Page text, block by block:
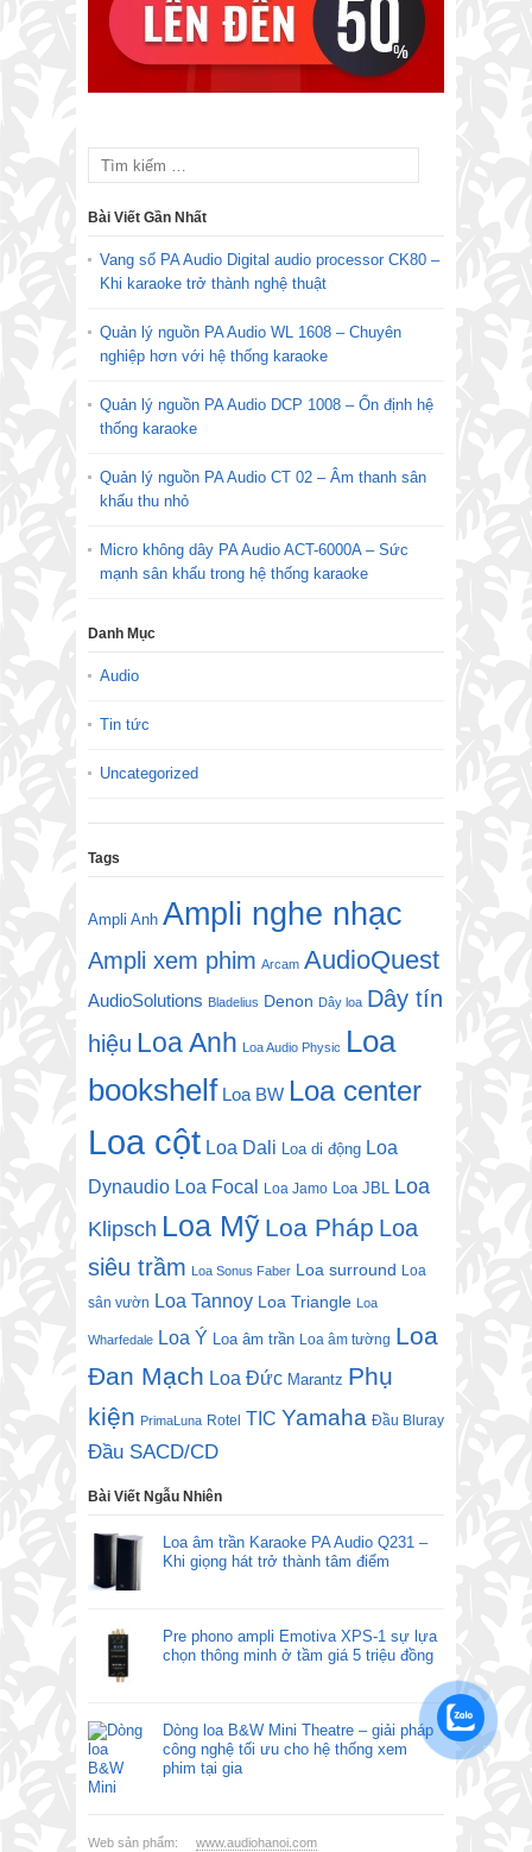
Bài Viết Gần Nhất
Vang số PA Audio Digital audio processor CK80 –
Khi karaoke trở thành nghệ thuật
Quản lý nguồn PA Audio WL 1608 – Chuyên
nghiệp hơn với hệ thống karaoke
Quản lý nguồn PA Audio DCP 1008 – Ổn định hệ
thống karaoke
Quản lý nguồn PA Audio CT 02 – Âm thanh sân
khấu thu nhỏ
Micro không dây PA Audio ACT-6000A – Sức
mạnh sân khấu trong hệ thống karaoke
Danh Mục
Audio
Tin tức
Uncategorized
Tags
Ampli Anh Ampli nghe nhạc
Ampli xem phim Arcam AudioQuest
AudioSolutions Bladelius Denon Dây loa Dây tín
hiệu Loa Anh Loa Audio Physic Loa
bookshelf Loa BW Loa center
Loa cột Loa Dali Loa di động Loa
Dynaudio Loa Focal Loa Jamo Loa JBL Loa
Klipsch Loa Mỹ Loa Pháp Loa
siêu trầm
Loa Sonus Faber Loa surround Loa
sân vườn Loa Tannoy Loa Triangle Loa
Wharfedale Loa Ý Loa âm trần Loa âm tường Loa
Đan Mạch Loa Đức Marantz Phụ
kiện PrimaLuna Rotel TIC Yamaha Đầu Bluray
Đầu SACD/CD
Bài Viết Ngẫu Nhiên
Loa âm trần Karaoke PA Audio Q231 –
Khi giọng hát trở thành tâm điểm
Pre phono ampli Emotiva XPS-1 sự lựa
chọn thông minh ở tầm giá 5 triệu đồng
Dòng loa B&W Mini Theatre – giải pháp
công nghệ tối ưu cho hệ thống xem
phim tại gia
Web sản phẩm: www.audiohanoi.com